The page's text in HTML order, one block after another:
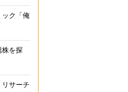
稲田大学の発表による。2005年9月の
にわたって降ったとき、浸水が1mを
ック「俺
株を探
リサーチ